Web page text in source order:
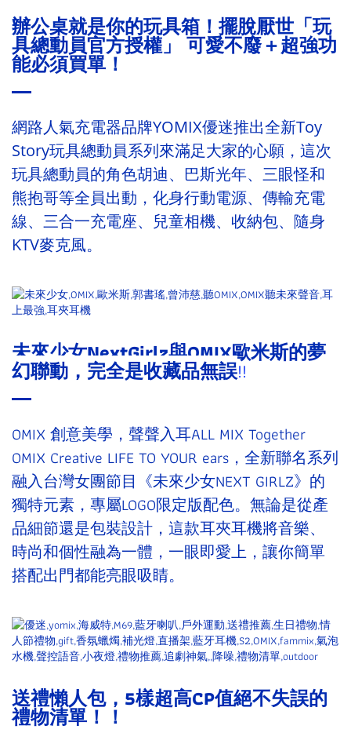
辦公桌就是你的玩具箱！擺脫厭世「玩
具總動員官方授權」 可愛不廢＋超強功
能必須買單！
網路人氣充電器品牌YOMIX優迷推出全新Toy
Story玩具總動員系列來滿足大家的心願，這次
玩具總動員的角色胡迪、巴斯光年、三眼怪和
熊抱哥等全員出動，化身行動電源、傳輸充電
線、三合一充電座、兒童相機、收納包、隨身
KTV麥克風。
未來少女NextGirlz與OMIX歐米斯的夢
幻聯動，完全是收藏品無誤!!
OMIX 創意美學，聲聲入耳ALL MIX Together
OMIX Creative LIFE TO YOUR ears，全新聯名系列
融入台灣女團節目《未來少女NEXT GIRLZ》的
獨特元素，專屬LOGO限定版配色。無論是從產
品細節還是包裝設計，這款耳夾耳機將音樂、
時尚和個性融為一體，一眼即愛上，讓你簡單
搭配出門都能亮眼吸睛。
送禮懶人包，5樣超高CP值絕不失誤的
禮物清單！！